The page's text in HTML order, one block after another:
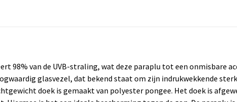
98% van de UVB-straling, wat deze paraplu tot een onmisbare
glasvezel, dat bekend staat om zijn indrukwekkende
doek is gemaakt van polyester pongee. Het doek is